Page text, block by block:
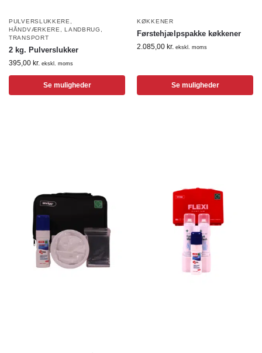
PULVERSLUKKERE,
HÅNDVÆRKERE, LANDBRUG ,
TRANSPORT
2 kg. Pulverslukker
395,00 kr. ekskl. moms
Se muligheder
KØKKENER
Førstehjælpspakke køkkener
2.085,00 kr. ekskl. moms
Se muligheder